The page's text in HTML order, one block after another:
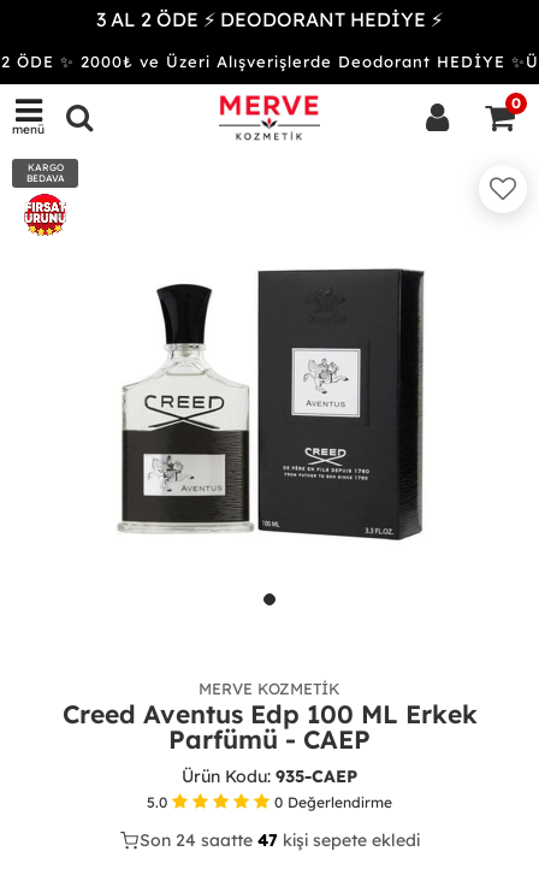
3 AL 2 ÖDE ⚡ DEODORANT HEDİYE ⚡
✨ 2000₺ ve Üzeri Alışverişlerde Deodorant HEDİYE
menü
0
KARGO
BEDAVA
MERVE KOZMETIK
Creed Aventus Edp 100 ML Erkek
Parfümü - CAEP
Ürün Kodu: 935-CAEP
5.0 0 Değerlendirme
37
Son 24 saatte 47kişi sepete ekledi
17